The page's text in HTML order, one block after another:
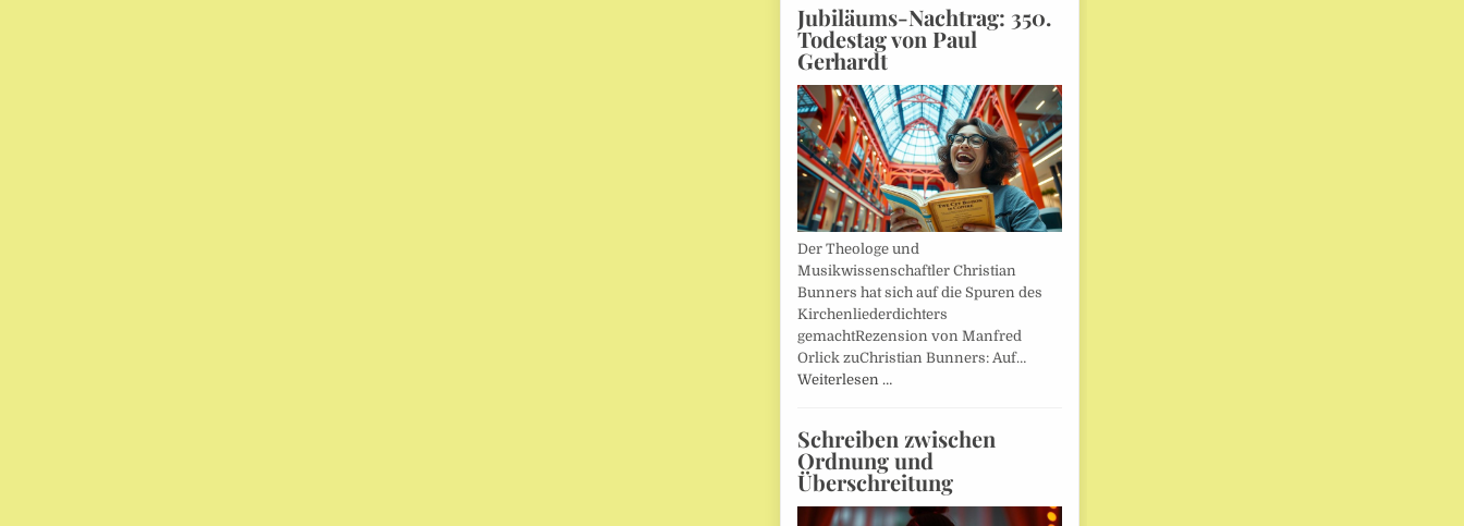
Jubiläums-Nachtrag: 350.
Todestag von Paul
Gerhardt
Der Theologe und
Musikwissenschaftler Christian
Bunners hat sich auf die Spuren des
Kirchenliederdichters
gemachtRezension von Manfred
Orlick zuChristian Bunners: Auf…
Weiterlesen …
Schreiben zwischen
Ordnung und
Überschreitung